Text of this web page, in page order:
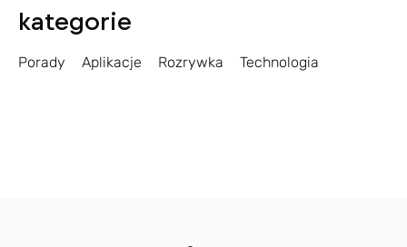
kategorie
Porady Aplikacje Rozrywka Technologia